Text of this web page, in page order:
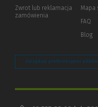
innej
Zwrot lub reklamacja
zamówienia
Mapa
FAQ
Blog
Zarządzaj preferencjami